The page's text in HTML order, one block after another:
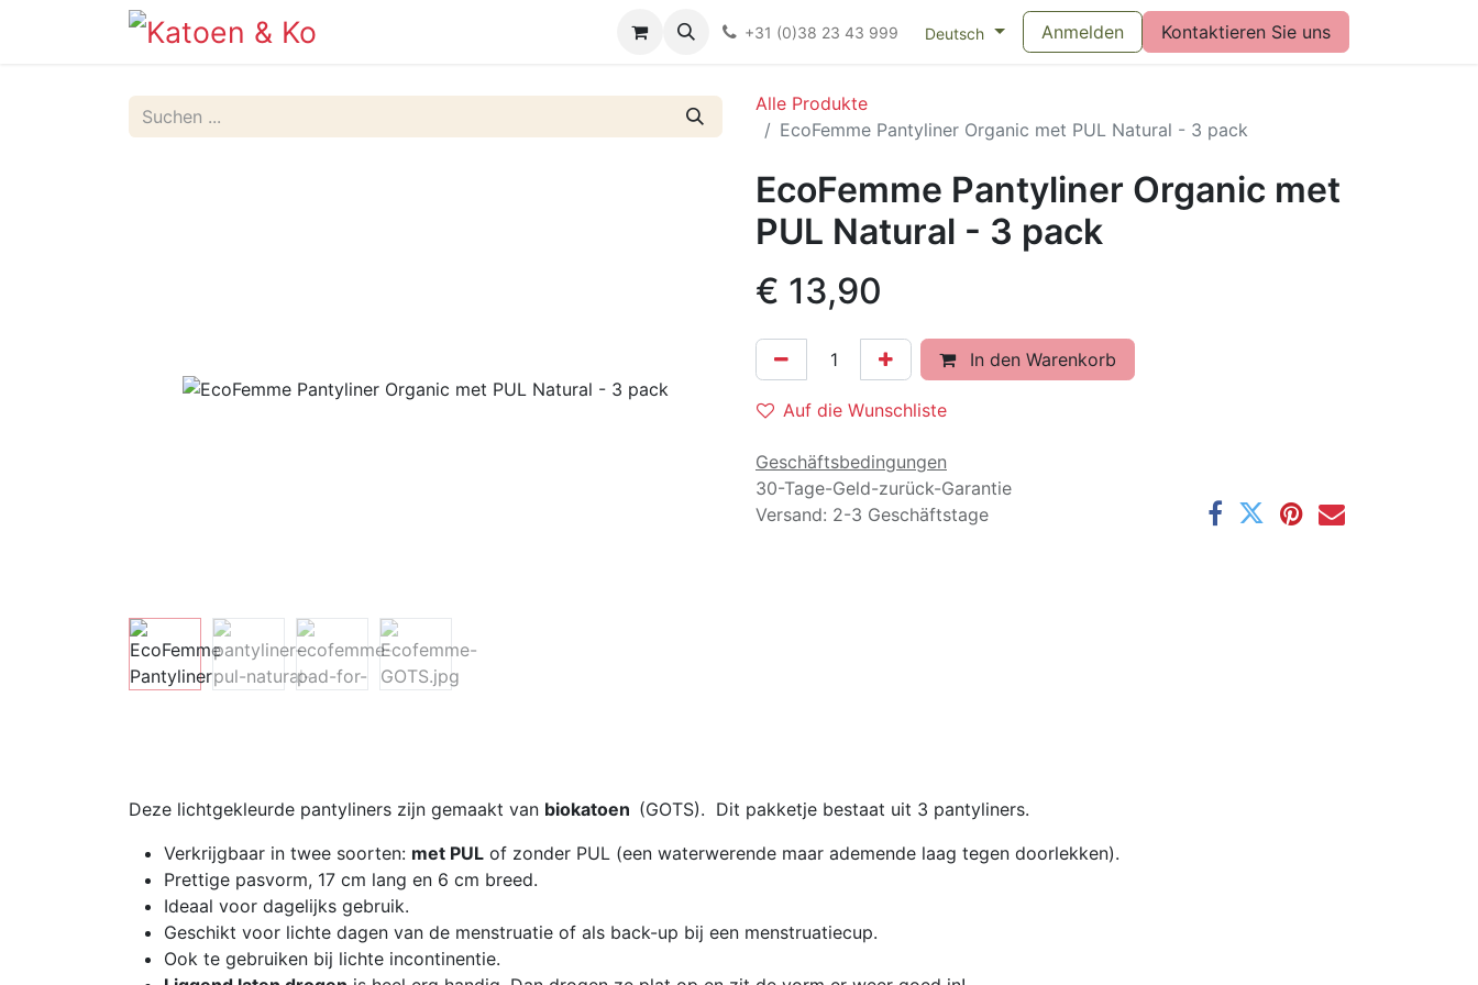
Kieswijzer nacht- en kraamverband Kieswijzer maandverband Vragen over menstruatiecups
+31 (0)38 23 43 999 Deutsch Anmelden Kontaktieren Sie uns
Alle Produkte
EcoFemme Pantyliner Organic met PUL Natural - 3 pack
EcoFemme Pantyliner Organic met
PUL Natural - 3 pack
€ 13,90
In den Warenkorb
Auf die Wunschliste
Geschäftsbedingungen
30-Tage-Geld-zurück-Garantie
Versand: 2-3 Geschäftstage
Deze lichtgekleurde pantyliners zijn gemaakt van biokatoen (GOTS). Dit pakketje bestaat uit 3 pantyliners.
Verkrijgbaar in twee soorten: met PUL of zonder PUL (een waterwerende maar ademende laag tegen doorlekken).
Prettige pasvorm, 17 cm lang en 6 cm breed.
Ideaal voor dagelijks gebruik.
Geschikt voor lichte dagen van de menstruatie of als back-up bij een menstruatiecup.
Ook te gebruiken bij lichte incontinentie.